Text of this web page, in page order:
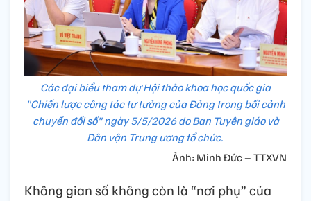
Các đại biểu tham dự Hội thảo khoa học quốc gia
"Chiến lược công tác tư tưởng của Đảng trong bối cảnh
chuyển đổi số" ngày 5/5/2026 do Ban Tuyên giáo và
Dân vận Trung ương tổ chức.
Ảnh: Minh Đức – TTXVN
Không gian số không còn là “nơi phụ” của